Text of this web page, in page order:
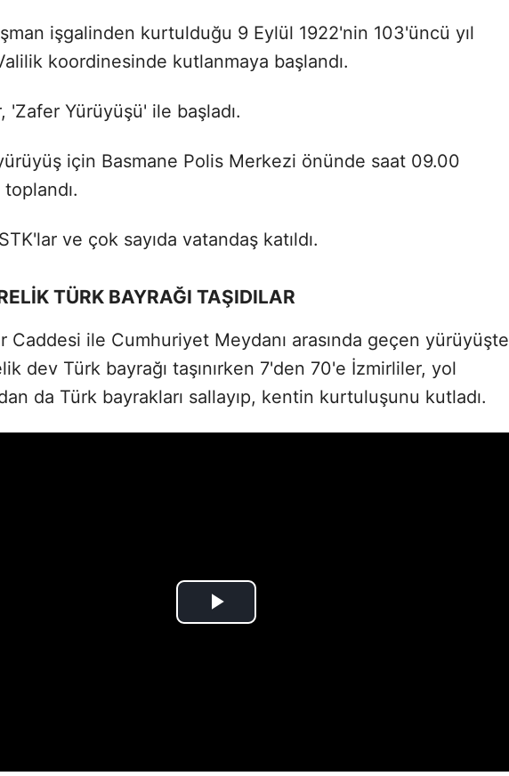
işgalinden kurtulduğu 9 Eylül 1922'nin 103'üncü yıl
koordinesinde kutlanmaya başlandı.
'Zafer Yürüyüşü' ile başladı.
için Basmane Polis Merkezi önünde saat 09.00
toplandı.
ve çok sayıda vatandaş katıldı.
TÜRK BAYRAĞI TAŞIDILAR
Caddesi ile Cumhuriyet Meydanı arasında geçen yürüyüşte
dev Türk bayrağı taşınırken 7'den 70'e İzmirliler, yol
da Türk bayrakları sallayıp, kentin kurtuluşunu kutladı.